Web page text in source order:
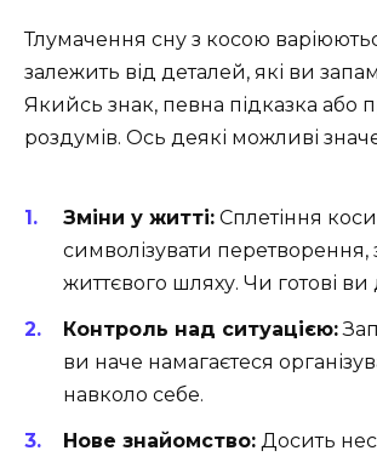
Тлумачення сну з косою
залежить від деталей, які ви
Якийсь знак, певна підказка або
роздумів. Ось деякі можливі
Зміни у житті: Сплетіння
символізувати перетворення,
життєвого шляху. Чи готові ви
Контроль над ситуацією:
ви наче намагаєтеся
навколо себе.
Нове знайомство: Досить